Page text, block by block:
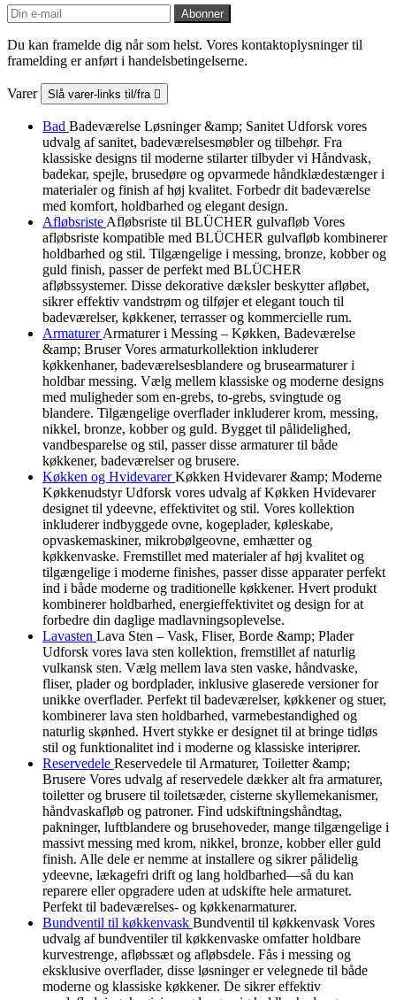
Du kan framelde dig når som helst. Vores kontaktoplysninger til
framelding er anført i handelsbetingelserne.
Varer Slå varer-links til/fra 
Bad Badeværelse Løsninger &amp; Sanitet Udforsk vores
udvalg af sanitet, badeværelsesmøbler og tilbehør. Fra
klassiske designs til moderne stilarter tilbyder vi Håndvask,
badekar, spejle, brusedøre og opvarmede håndklædestænger i
materialer og finish af høj kvalitet. Forbedr dit badeværelse
med komfort, holdbarhed og elegant design.
Afløbsriste Afløbsriste til BLÜCHER gulvafløb Vores
afløbsriste kompatible med BLÜCHER gulvafløb kombinerer
holdbarhed og stil. Tilgængelige i messing, bronze, kobber og
guld finish, passer de perfekt med BLÜCHER
afløbssystemer. Disse dekorative dæksler beskytter afløbet,
sikrer effektiv vandstrøm og tilføjer et elegant touch til
badeværelser, køkkener, terrasser og kommercielle rum.
ArmaturerArmaturer i Messing – Køkken, Badeværelse
&amp; Bruser Vores armaturkollektion inkluderer
køkkenhaner, badeværelsesblandere og brusearmaturer i
holdbar messing. Vælg mellem klassiske og moderne designs
med muligheder som en-grebs, to-grebs, svingtude og
blandere. Tilgængelige overflader inkluderer krom, messing,
nikkel, bronze, kobber og guld. Bygget til pålidelighed,
vandbesparelse og stil, passer disse armaturer til både
køkkener, badeværelser og brusere.
Køkken og HvidevarerKøkken Hvidevarer &amp; Moderne
Køkkenudstyr Udforsk vores udvalg af Køkken Hvidevarer
designet til ydeevne, effektivitet og stil. Vores kollektion
inkluderer indbyggede ovne, kogeplader, køleskabe,
opvaskemaskiner, mikrobølgeovne, emhætter og
køkkenvaske. Fremstillet med materialer af høj kvalitet og
tilgængelige i moderne finishes, passer disse apparater perfekt
ind i både moderne og traditionelle køkkener. Hvert produkt
kombinerer holdbarhed, energieffektivitet og design for at
forbedre din daglige madlavningsoplevelse.
Lavasten Lava Sten – Vask, Fliser, Borde &amp; Plader
Udforsk vores lava sten kollektion, fremstillet af naturlig
vulkansk sten. Vælg mellem lava sten vaske, håndvaske,
fliser, plader og bordplader, inklusive glaserede versioner for
unikke overflader. Perfekt til badeværelser, køkkener og stuer,
kombinerer lava sten holdbarhed, varmebestandighed og
naturlig skønhed. Hvert stykke er designet til at bringe tidløs
stil og funktionalitet ind i moderne og klassiske interiører.
Reservedele Reservedele til Armaturer, Toiletter &amp;
Brusere Vores udvalg af reservedele dækker alt fra armaturer,
toiletter og brusere til toiletsæder, cisterne skyllemekanismer,
håndvaskafløb og patroner. Find udskiftningshåndtag,
pakninger, luftblandere og brusehoveder, mange tilgængelige i
massivt messing med krom, nikkel, bronze, kobber eller guld
finish. Alle dele er nemme at installere og sikrer pålidelig
ydeevne, lækagefri drift og lang holdbarhed—så du kan
reparere eller opgradere uden at udskifte hele armaturet.
Perfekt til badeværelses- og køkkenarmaturer.
Bundventil til køkkenvask Bundventil til køkkenvask Vores
udvalg af bundventiler til køkkenvaske omfatter holdbare
kurvestrenge, afløbssæt og afløbsdele. Fås i messing og
eksklusive overflader, disse løsninger er velegnede til både
moderne og klassiske køkkener. De sikrer effektiv